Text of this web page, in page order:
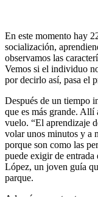
En este momento hay
socialización,
observamos las
Vemos si el individuo
por decirlo así, pasa el
Después de un tiempo
que es más grande. Allí
vuelo. “El aprendizaje
volar unos minutos y a
porque son como las
puede exigir de
López, un joven guía
parque.